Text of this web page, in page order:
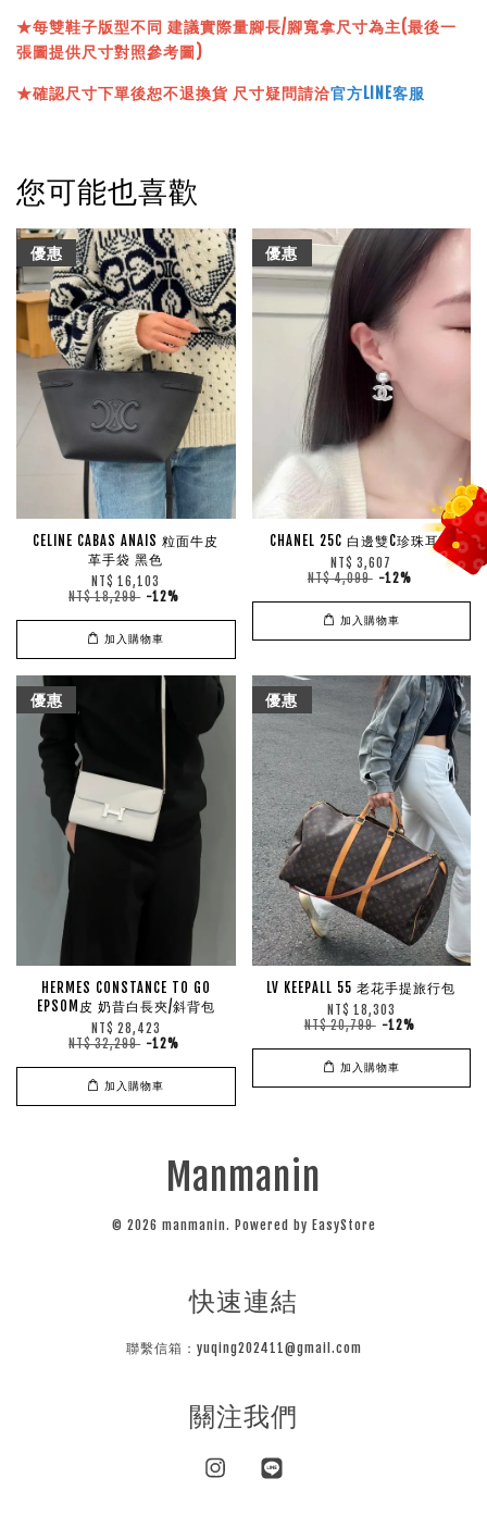
★每雙鞋子版型不同 建議實際量腳長/腳寬拿尺寸為主(最後一
張圖提供尺寸對照參考圖)
★確認尺寸下單後恕不退換貨 尺寸疑問請洽官方LINE客服
您可能也喜歡
優惠
CELINE CABAS ANAIS 粒面牛皮
革手袋 黑色
NT$ 16,103
NT$ 18,299 -12%
加入購物車
優惠
CHANEL 25C 白邊雙C珍珠耳環
NT$ 3,607
NT$ 4,099 -12%
加入購物車
優惠
HERMES CONSTANCE TO GO
EPSOM皮 奶昔白長夾/斜背包
NT$ 28,423
NT$ 32,299 -12%
加入購物車
優惠
LV KEEPALL 55 老花手提旅行包
NT$ 18,303
NT$ 20,799 -12%
加入購物車
Manmanin
© 2026 manmanin. Powered by EasyStore
快速連結
聯繫信箱：yuqing202411@gmail.com
關注我們
Instagram